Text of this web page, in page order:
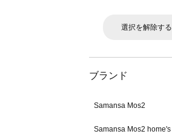
選択を解除する
ブランド
Samansa Mos2
Samansa Mos2 home's